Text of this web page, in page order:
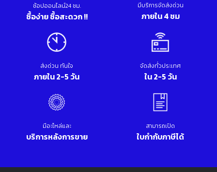
ช้อปออนไลน์24 ชม.
ซื้อง่าย ซื้อสะดวก !!
มีบริการจัดส่งด่วน
ภายใน 4 ชม
ส่งด่วน ทันใจ
ภายใน 2-5 วัน
จัดส่งทั่วประเทศ
ใน 2-5 วัน
มีอะไหล่และ
บริการหลังการขาย
สามารถเปิด
ใบกำกับภาษีได้